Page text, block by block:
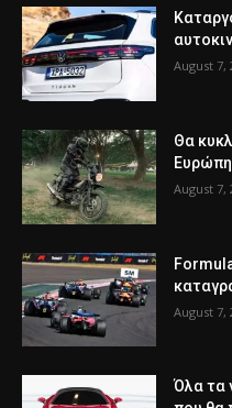
August 7,
Θα
August 7,
August 7,
Όλα τα